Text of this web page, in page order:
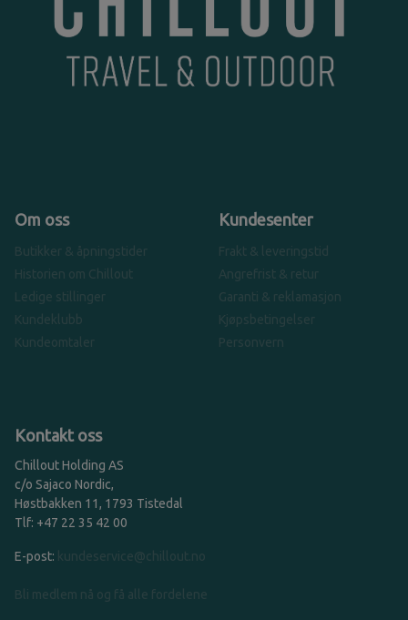
Om oss
Butikker & åpningstider
Historien om Chillout
Ledige stillinger
Kundeklubb
Kundeomtaler
Kundesenter
Frakt & leveringstid
Angrefrist & retur
Garanti & reklamasjon
Kjøpsbetingelser
Personvern
Kontakt oss
Chillout Holding AS
c/o Sajaco Nordic,
Høstbakken 11, 1793 Tistedal
Tlf: +47 22 35 42 00
E-post: kundeservice@chillout.no
Bli medlem nå og få alle fordelene